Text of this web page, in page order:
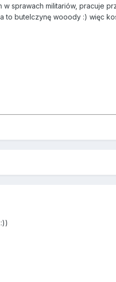
sprawach militariów, pracuje
to butelczynę wooody :) więc